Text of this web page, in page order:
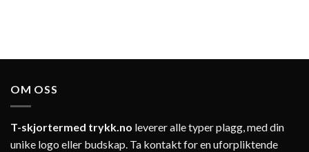
OM OSS
T-skjortermed trykk.no leverer alle typer plagg, med din
unike logo eller budskap. Ta kontakt for en uforpliktende